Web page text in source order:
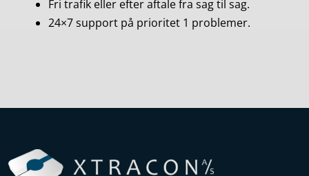
Fri trafik eller efter aftale fra sag til sag.
24×7 support på prioritet 1 problemer.